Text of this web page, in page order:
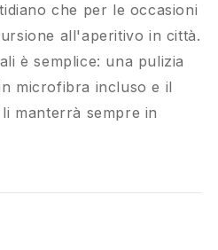
che per le occasioni
all'aperitivo in città.
è semplice: una pulizia
microfibra incluso e il
manterrà sempre in